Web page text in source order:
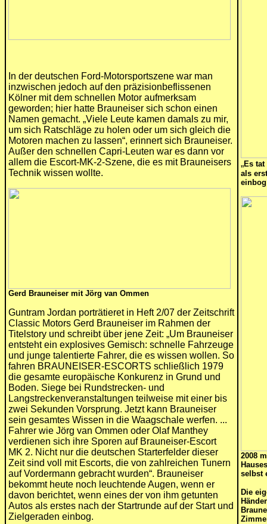
In der deutschen Ford-Motorsportszene war man
inzwischen jedoch auf den präzisionbeflissenen
Kölner mit dem schnellen Motor aufmerksam
geworden; hier hatte Brauneiser sich schon einen
Namen gemacht. „Viele Leute kamen damals zu mir,
um sich Ratschläge zu holen oder um sich gleich die
Motoren machen zu lassen“, erinnert sich Brauneiser.
Außer den schnellen Capri-Leuten war es dann vor
allem die Escort-MK-2-Szene, die es mit Brauneisers
Technik wissen wollte.
Gerd Brauneiser mit Jörg van Ommen
Guntram Jordan porträtieret in Heft 2/07 der Zeitschrift
Classic Motors Gerd Brauneiser im Rahmen der
Titelstory und schreibt über jene Zeit: „Um Brauneiser
entsteht ein explosives Gemisch: schnelle Fahrzeuge
und junge talentierte Fahrer, die es wissen wollen. So
fahren BRAUNEISER-ESCORTS schließlich 1979
die gesamte europäische Konkurenz in Grund und
Boden. Siege bei Rundstrecken- und
Langstreckenveranstaltungen teilweise mit einer bis
zwei Sekunden Vorsprung. Jetzt kann Brauneiser
sein gesamtes Wissen in die Waagschale werfen. ...
Fahrer wie Jörg van Ommen oder Olaf Manthey
verdienen sich ihre Sporen auf Brauneiser-Escort
MK 2. Nicht nur die deutschen Starterfelder dieser
Zeit sind voll mit Escorts, die von zahlreichen Tunern
auf Vordermann gebracht wurden“. Brauneiser
bekommt heute noch leuchtende Augen, wenn er
davon berichtet, wenn eines der von ihm getunten
Autos als erstes nach der Startrunde auf der Start und
Zielgeraden einbog.
„Es
als
2008
selbst
Die